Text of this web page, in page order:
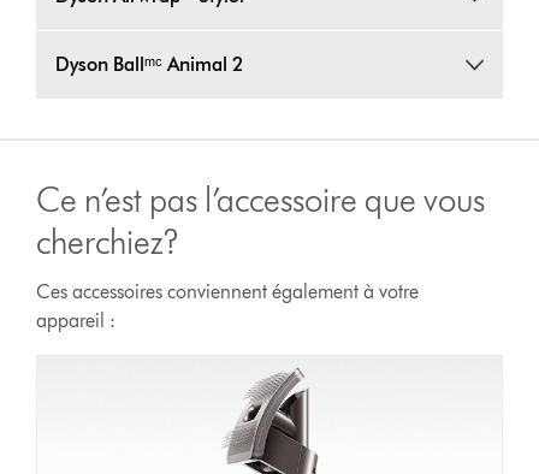
Dyson Ballᵐᶜ Animal 2
Ce n’est pas l’accessoire que vous
cherchiez?
Ces accessoires conviennent également à votre
appareil :